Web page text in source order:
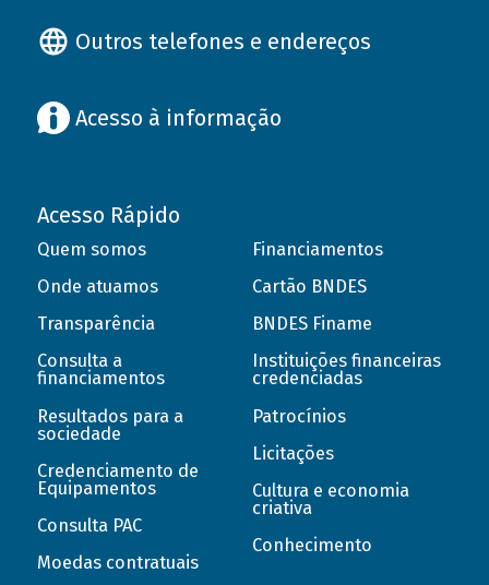
Outros telefones e endereços
Acesso à informação
Acesso Rápido
Quem somos
Onde atuamos
Transparência
Consulta a
financiamentos
Resultados para a
sociedade
Credenciamento de
Equipamentos
Consulta PAC
Moedas contratuais
Financiamentos
Cartão BNDES
BNDES Finame
Instituições financeiras
credenciadas
Patrocínios
Licitações
Cultura e economia
criativa
Conhecimento